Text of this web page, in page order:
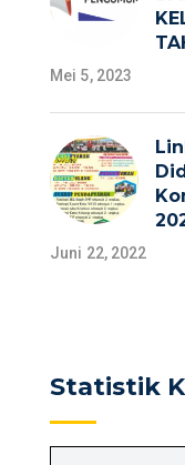
Mei 5, 2023
Juni 22, 2022
Statistik